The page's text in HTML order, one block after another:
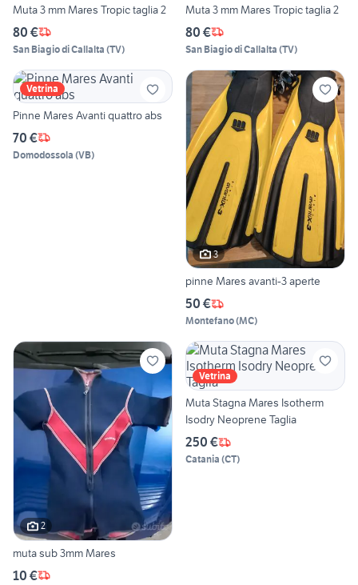
Muta 3 mm Mares Tropic taglia 2
80 €
San Biagio di Callalta (TV)
Muta 3 mm Mares Tropic taglia 2
80 €
San Biagio di Callalta (TV)
Vetrina
Pinne Mares Avanti quattro abs
70 €
Domodossola (VB)
3
pinne Mares avanti-3 aperte
50 €
Montefano(MC)
2
muta sub 3mm Mares
10 €
Vetrina
Muta Stagna Mares Isotherm
Isodry Neoprene Taglia
250 €
Catania (CT)